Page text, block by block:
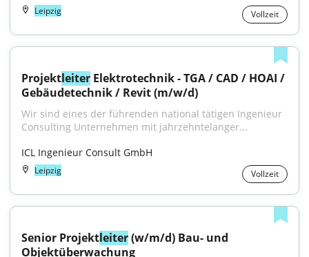
Leipzig Vollzeit
Projektleiter Elektrotechnik - TGA / CAD / HOAI /
Gebäudetechnik / Revit (m/w/d)
Wir sind eines der führenden national tätigen Ingenieur
Consulting Unternehmen mit jahrzehntelanger...
ICL Ingenieur Consult GmbH
Leipzig Vollzeit
Senior Projektleiter (w/m/d) Bau- und
Objektüberwachung